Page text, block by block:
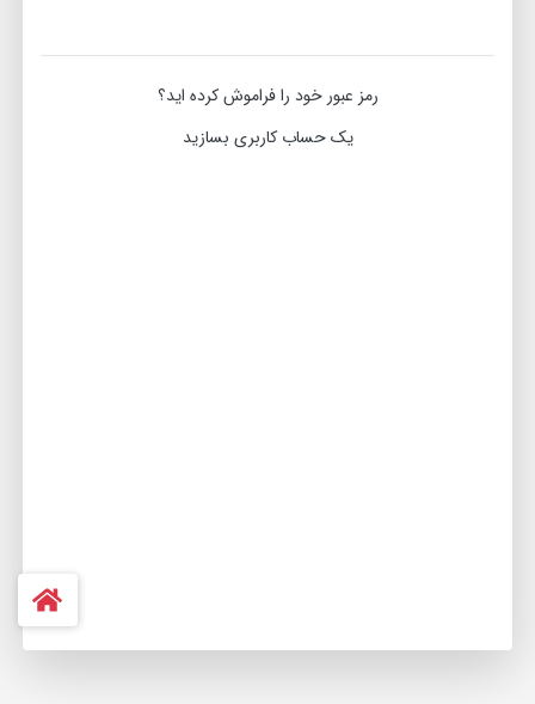
رمز عبور خود را فراموش کرده اید؟
یک حساب کاربری بسازید